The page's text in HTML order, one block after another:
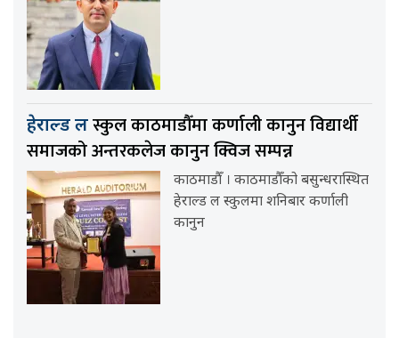
हेराल्ड लस्कुल काठमाडौँमा कर्णाली कानुन विद्यार्थी
समाजको अन्तरकलेज कानुन क्विज सम्पन्न
काठमाडौँ । काठमाडौँको बसुन्धरास्थित
हेराल्ड ल स्कुलमा शनिबार कर्णाली
कानुन